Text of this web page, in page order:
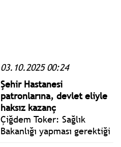
03.10.2025 00:24
Şehir Hastanesi
patronlarına, devlet eliyle
haksız kazanç
Çiğdem Toker: Sağlık
Bakanlığı yapması gerektiği